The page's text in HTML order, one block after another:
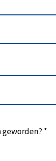
geworden? *